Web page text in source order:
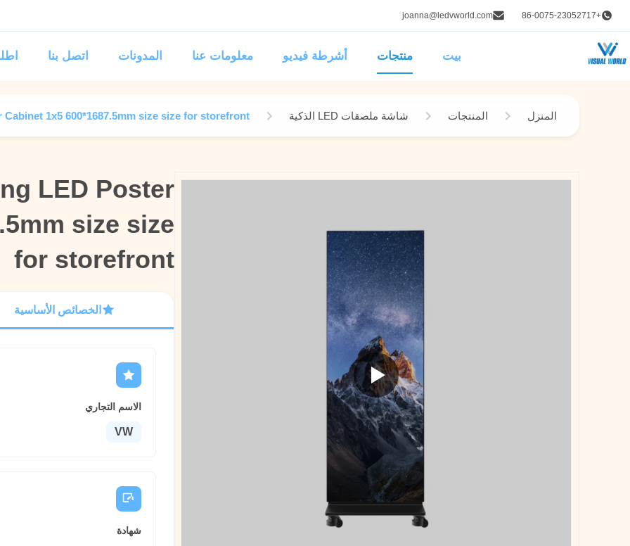
+86-0075-23052717
joanna@ledvworld.com
بيت منتجات أشرطة فيديو معلومات عنا المدونات اتصل بنا
المنزل المنتجات شاشة ملصقات LED الذكية 1x5 600*1687.5mm size size for storefront
LED Poster
size size
for storefront
LED Poster
size size
for storefront
الخصائص الأساسية
الاسم التجاري
VW
شهادة